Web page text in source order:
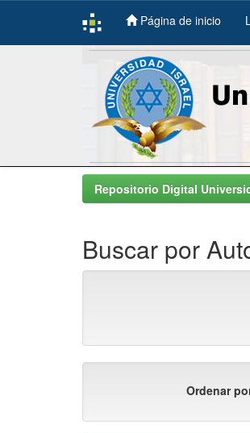
Skip
Página de inicio
Repositorio Digital
Buscar por
Ordenar